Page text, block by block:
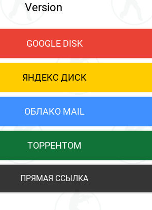
Version
GOOGLE DISK
ЯНДЕКС ДИСК
ОБЛАКО MAIL
ТОРРЕНТОМ
ПРЯМАЯ ССЫЛКА